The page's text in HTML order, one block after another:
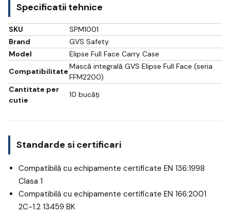
Specificatii tehnice
SKU
SPM1001
Brand
GVS Safety
Model
Elipse Full Face Carry Case
Compatibilitate
Mască integrală GVS Elipse Full Face (seria
FFM2200)
Cantitate per
cutie
10 bucăți
Standarde si certificari
Compatibilă cu echipamente certificate EN 136:1998
Clasa 1
Compatibilă cu echipamente certificate EN 166:2001
2C-1.2 13459 BK